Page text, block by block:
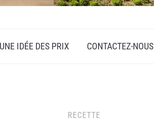
IDÉE DES PRIX CONTACTEZ-NOUS
RECETTE